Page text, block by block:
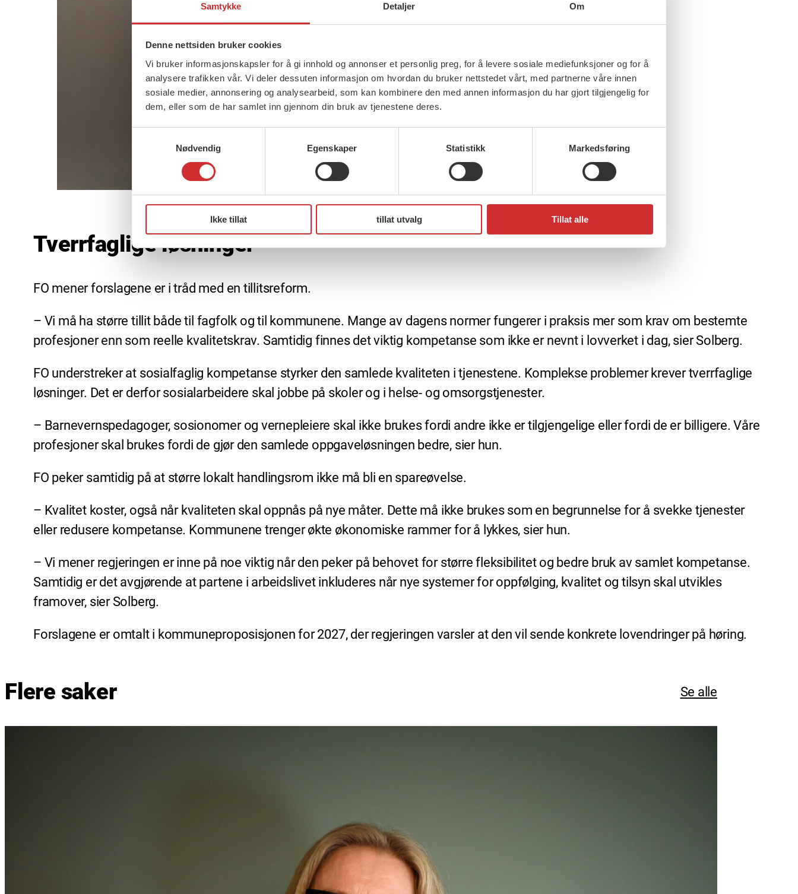
Samtykke Detaljer Om
Denne nettsiden bruker cookies
Vi bruker informasjonskapsler for å gi innhold og annonser et personlig preg, for å levere sosiale mediefunksjoner og for å
analysere trafikken vår. Vi deler dessuten informasjon om hvordan du bruker nettstedet vårt, med partnerne våre innen
sosiale medier, annonsering og analysearbeid, som kan kombinere den med annen informasjon du har gjort tilgjengelig for
dem, eller som de har samlet inn gjennom din bruk av tjenestene deres.
Nødvendig
Egenskaper Statistikk Markedsføring
Ikke tillat tillat utvalg Tillat alle
Forbundsleder i FO, Marianne Solberg.
Tverrfaglige løsninger
FO mener forslagene er i tråd med en tillitsreform.
– Vi må ha større tillit både til fagfolk og til kommunene. Mange av dagens normer fungerer i praksis mer som krav om bestemte
profesjoner enn som reelle kvalitetskrav. Samtidig finnes det viktig kompetanse som ikke er nevnt i lovverket i dag, sier Solberg.
FO understreker at sosialfaglig kompetanse styrker den samlede kvaliteten i tjenestene. Komplekse problemer krever tverrfaglige
løsninger. Det er derfor sosialarbeidere skal jobbe på skoler og i helse- og omsorgstjenester.
– Barnevernspedagoger, sosionomer og vernepleiere skal ikke brukes fordi andre ikke er tilgjengelige eller fordi de er billigere. Våre
profesjoner skal brukes fordi de gjør den samlede oppgaveløsningen bedre, sier hun.
FO peker samtidig på at større lokalt handlingsrom ikke må bli en spareøvelse.
– Kvalitet koster, også når kvaliteten skal oppnås på nye måter. Dette må ikke brukes som en begrunnelse for å svekke tjenester
eller redusere kompetanse. Kommunene trenger økte økonomiske rammer for å lykkes, sier hun.
– Vi mener regjeringen er inne på noe viktig når den peker på behovet for større fleksibilitet og bedre bruk av samlet kompetanse.
Samtidig er det avgjørende at partene i arbeidslivet inkluderes når nye systemer for oppfølging, kvalitet og tilsyn skal utvikles
framover, sier Solberg.
Forslagene er omtalt i kommuneproposisjonen for 2027, der regjeringen varsler at den vil sende konkrete lovendringer på høring.
Flere saker Se alle